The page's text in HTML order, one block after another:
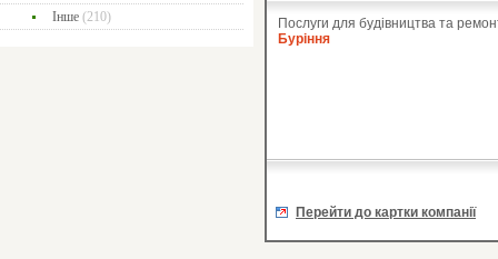
Інше (210)
Послуги для будівництва та
Буріння
Перейти до картки компанії